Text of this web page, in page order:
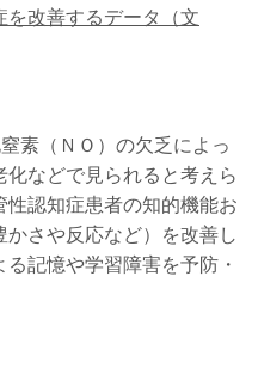
を改善するデータ（文
素（ＮＯ）の欠乏によっ
などで見られると考えら
認知症患者の知的機能お
さや反応など）を改善し
記憶や学習障害を予防・